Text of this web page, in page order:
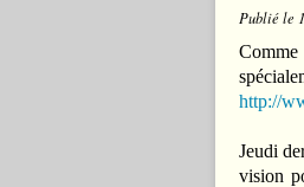
Publié le
http://
Jeudi
vision